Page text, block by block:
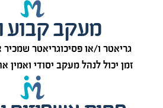
מעקב קבוע
גריאטר ו/או פסיכוגריאטר
זמן יכול לנהל מעקב יסודי ואמין